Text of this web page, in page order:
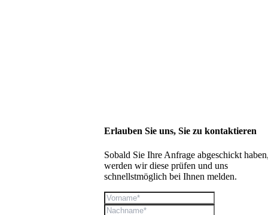
Erlauben Sie uns, Sie zu kontaktieren
Sobald Sie Ihre Anfrage abgeschickt
werden wir diese prüfen und uns
schnellstmöglich bei Ihnen melden.